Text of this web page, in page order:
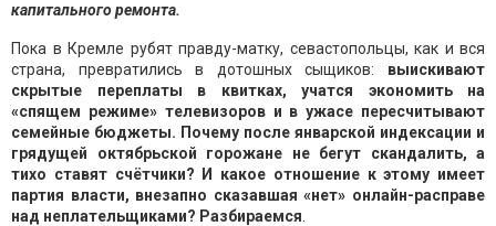
капитального ремонта.
Пока в Кремле рубят правду-матку, севастопольцы, как и вся
страна, превратились в дотошных сыщиков: выискивают
скрытые переплаты в квитках, учатся экономить на
«спящем режиме» телевизоров и в ужасе пересчитывают
семейные бюджеты. Почему после январской индексации и
грядущей октябрьской горожане не бегут скандалить, а
тихо ставят счётчики? И какое отношение к этому имеет
партия власти, внезапно сказавшая «нет» онлайн-расправе
над неплательщиками? Разбираемся